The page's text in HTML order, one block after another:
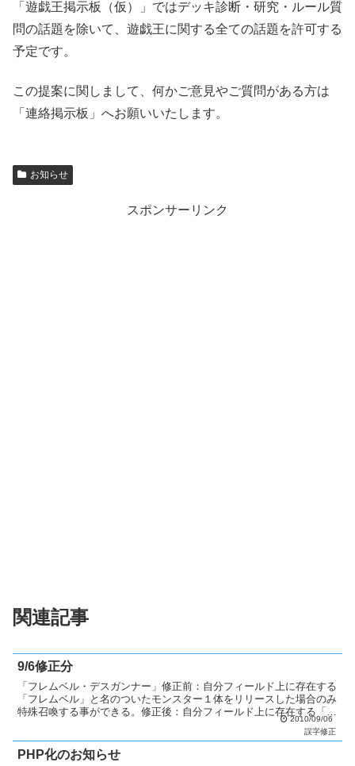
「遊戯王掲示板（仮）」ではデッキ診断・研究・ルール質
問の話題を除いて、遊戯王に関する全ての話題を許可する
予定です。
この提案に関しまして、何かご意見やご質問がある方は
「連絡掲示板」へお願いいたします。
お知らせ
スポンサーリンク
関連記事
9/6修正分
「フレムベル・デスガンナー」修正前：自分フィールド上に存在する
「フレムベル」と名のついたモンスター１体をリリースした場合のみ
特殊召喚する事ができる。修正後：自分フィールド上に存在する「フ
レムベル」と名のついたモンスター１体をリリースした場合...2010/09/06
誤字修正
PHP化のお知らせ